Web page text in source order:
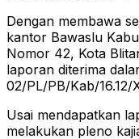
Dengan membawa
kantor Bawaslu
Nomor 42, Kota
laporan diterima
02/PL/PB/Kab/16.12/
Usai mendapatkan
melakukan pleno